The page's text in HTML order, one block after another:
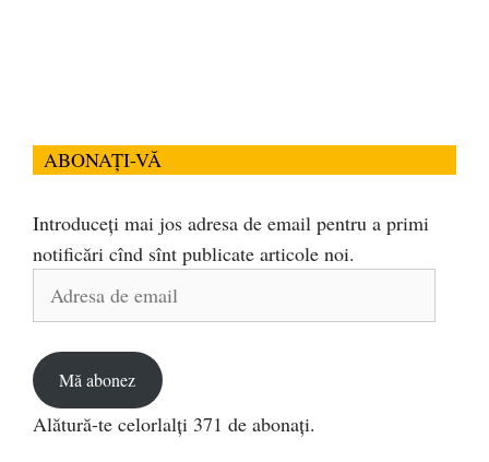
ABONAȚI-VĂ
Introduceți mai jos adresa de email pentru a primi
notificări cînd sînt publicate articole noi.
Adresa
Mă abonez
Alătură-te celorlalți 371 de abonați.